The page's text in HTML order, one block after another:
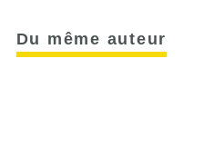
Du même auteur